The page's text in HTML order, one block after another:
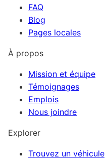
FAQ
Blog
Pages locales
À propos
Mission et équipe
Témoignages
Emplois
Nous joindre
Explorer
Trouvez un véhicule